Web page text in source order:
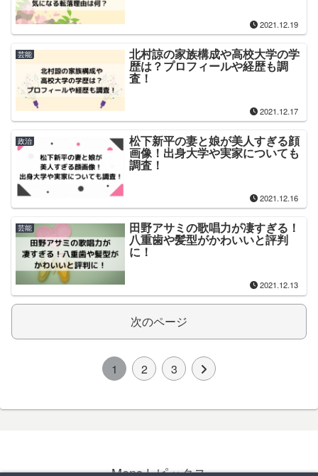
2021.12.19
芸能 北村諒の家族構成や高校大学の学
歴は？プロフィールや経歴も調
査！
2021.12.17
政治 松下新平の妻と娘が美人すぎる顔
画像！出身大学や実家についても
調査！
2021.12.16
芸能 田野アサミの歌唱力が凄すぎる！
八重歯や髪型がかわいいと評判
に！
2021.12.13
次のページ
1 2 3